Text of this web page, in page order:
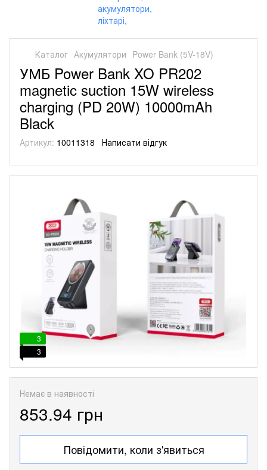
Каталог Акумулятори Power Bank (5V-18V)
УМБ Power Bank XO PR202
magnetic suction 15W wireless
charging (PD 20W) 10000mAh
Black
Артикул: 10011318 Написати відгук
3
3
Немає в наявності
853.94 грн
Повідомити, коли з'явиться